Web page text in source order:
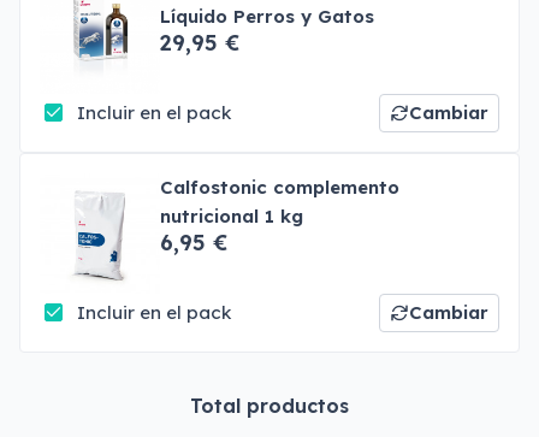
Líquido Perros y Gatos
29,95 €
Incluir en el pack Cambiar
Calfostonic complemento
nutricional 1 kg
6,95 €
Incluir en el pack Cambiar
Total productos